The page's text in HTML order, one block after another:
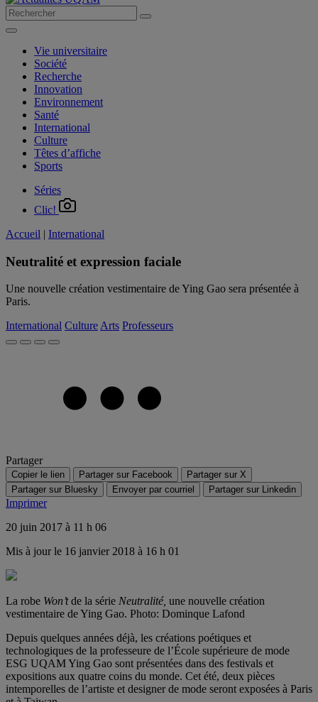
Vie universitaire
Société
Recherche
Innovation
Environnement
Santé
International
Culture
Têtes d’affiche
Sports
Séries
Clic!
Accueil | International
Neutralité et expression faciale
Une nouvelle création vestimentaire de Ying Gao sera présentée à
Paris.
International CultureArts Professeurs
Partager
Copier le lien Partager sur Facebook
Partager sur X
Partager sur Bluesky
Envoyer par courriel Partager sur Linkedin
Imprimer
20 juin 2017 à 11 h 06
Mis à jour le 16 janvier 2018 à 16 h 01
La robe Won’tde la série Neutralité, une nouvelle création
vestimentaire de Ying Gao. Photo: Dominque Lafond
Depuis quelques années déjà, les créations poétiques et
technologiques de la professeure de l’École supérieure de mode
ESG UQAM Ying Gao sont présentées dans des festivals et
expositions aux quatre coins du monde. Cet été, deux pièces
intemporelles de l’artiste et designer de mode seront exposées à Paris